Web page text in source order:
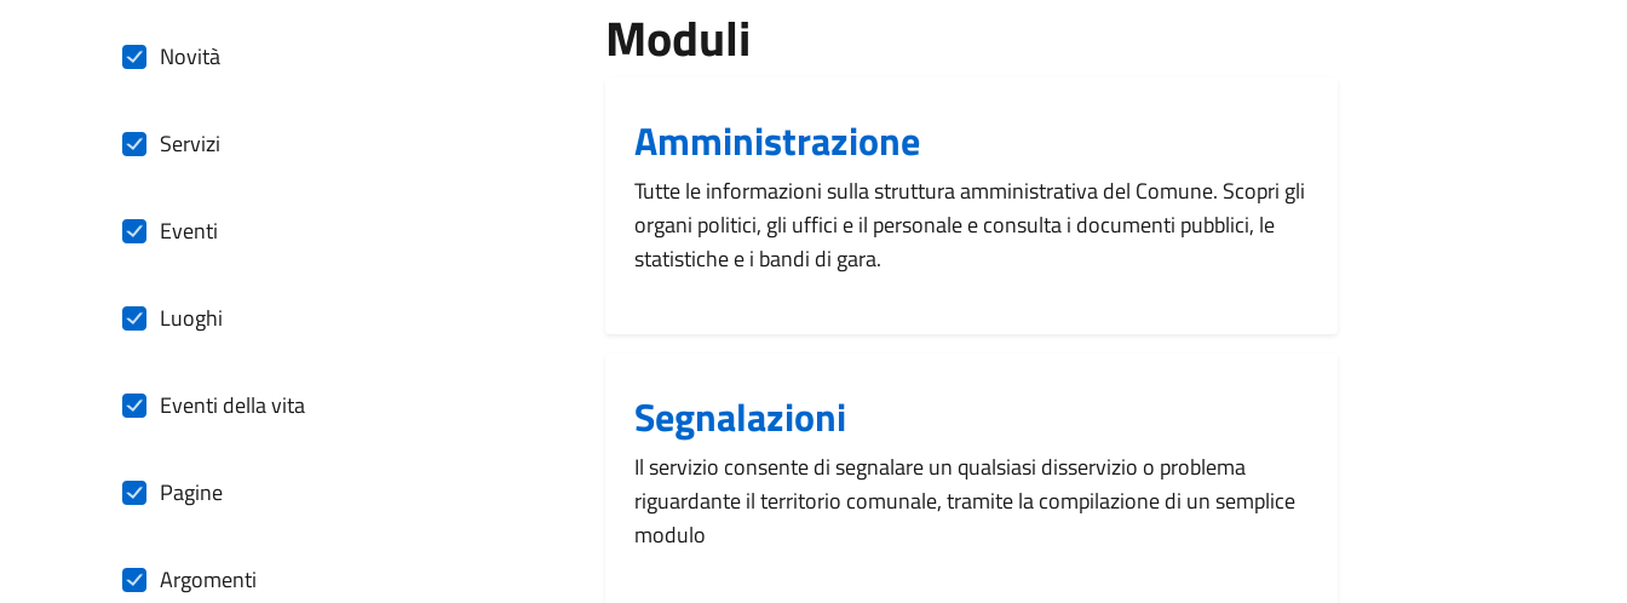
Novità
Servizi
Eventi
Luoghi
Eventi della vita
Pagine
Argomenti
Moduli
Amministrazione
Tutte le informazioni sulla struttura amministrativa del Comune. Scopri gli
organi politici, gli uffici e il personale e consulta i documenti pubblici, le
statistiche e i bandi di gara.
Segnalazioni
Il servizio consente di segnalare un qualsiasi disservizio o problema
riguardante il territorio comunale, tramite la compilazione di un semplice
modulo